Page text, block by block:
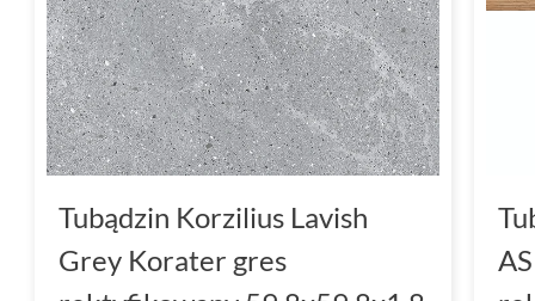
Tubądzin Korzilius Lavish
Grey Korater gres